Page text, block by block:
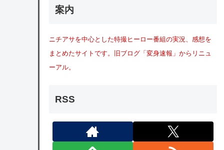
案内
ニチアサを中心とした特撮ヒーロー番組の実況、感想を
まとめたサイトです。旧ブログ「変身速報」からリニュ
ーアル。
RSS